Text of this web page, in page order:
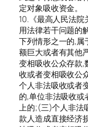
定对象吸收资金。
10.《最高人民法
用法律若干问题的
下列情形之一的,属
额巨大或者有其他
变相吸收公众存款,
收或者变相吸收公
个人非法吸收或者
的,单位非法吸收
上的;(三)个人非法
款人造成直接经济